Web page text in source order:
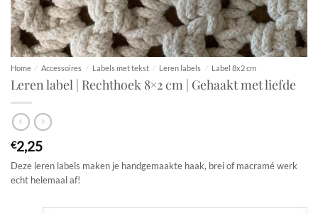
Home / Accessoires / Labels met tekst / Leren labels / Label 8x2 cm
Leren label | Rechthoek 8×2 cm | Gehaakt met liefde
€2,25
Deze leren labels maken je handgemaakte haak, brei of macramé werk
echt helemaal af!